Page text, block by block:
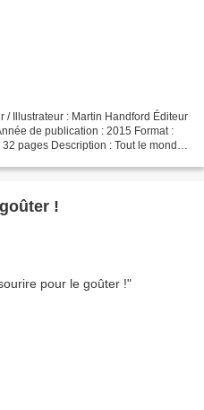
/ Illustrateur : Martin Handford Éditeur
de publication : 2015 Format :
pages Description : Tout le monde
!